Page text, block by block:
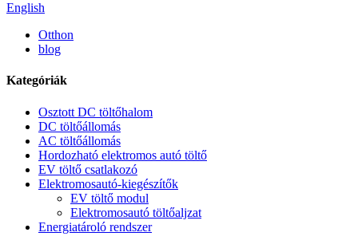
English
Otthon
blog
Kategóriák
Osztott DC töltőhalom
DC töltőállomás
AC töltőállomás
Hordozható elektromos autó töltő
EV töltő csatlakozó
Elektromosautó-kiegészítők
EV töltő modul
Elektromosautó töltőaljzat
Energiatároló rendszer